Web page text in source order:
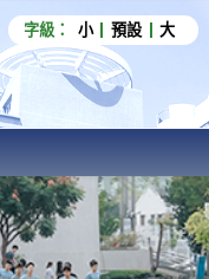
字級： 小 預設 大